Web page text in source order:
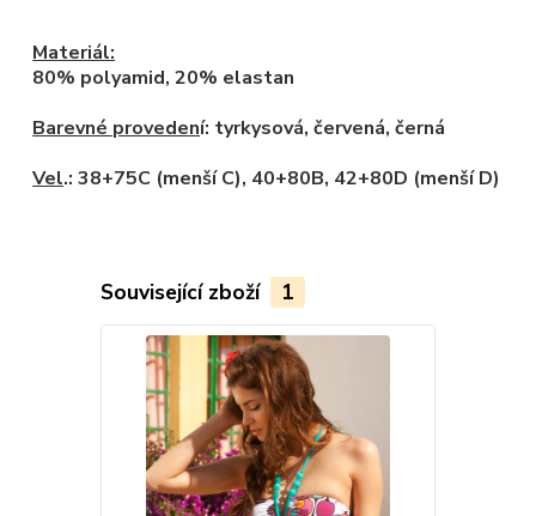
Materiál:
80% polyamid, 20% elastan
Barevné provedení: tyrkysová, červená, černá
Vel.: 38+75C (menší C), 40+80B, 42+80D (menší D)
Související zboží 1